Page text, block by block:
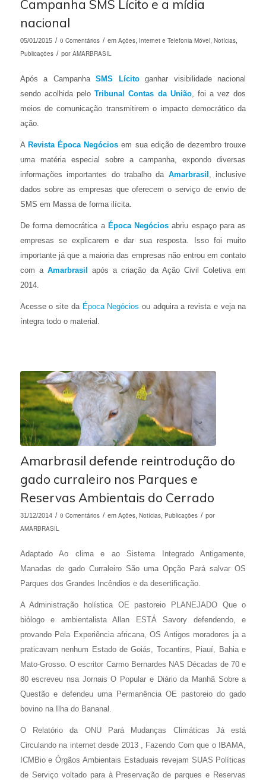
Campanha SMS Lícito e a mídia
nacional
05/01/2015 / 0 Comentários / em Ações, Internet e Telefonia Móvel, Notícias,
Publicações / por AMARBRASIL
Após a CampanhaSMS Lícitoganhar visibilidade nacional
sendo acolhida peloTribunal Contas da União, foi a vez dos
meios de comunicação transmitirem o impacto democrático da
ação.
A Revista Época Negócios em sua edição de dezembro trouxe
uma matéria especial sobre a campanha, expondo diversas
informações importantes do trabalho da Amarbrasil
, inclusive
dados sobre as empresas que oferecem o serviço de envio de
SMS em Massa de forma ilícita.
De forma democrática a Época Negócios abriu espaço para as
empresas se explicarem e dar sua resposta. Isso foi muito
importante já que a maioria das empresas não entrou em contato
com a Amarbrasil
após a criação da Ação Civil Coletiva em
2014.
Acesse o site da Época Negócios ou adquira a revista e veja na
íntegra todo o material.
Amarbrasil defende reintrodução do
gado curraleiro nos Parques e
Reservas Ambientais do Cerrado
31/12/2014 / 0 Comentários / em Ações, Notícias, Publicações / por
AMARBRASIL
Adaptado Ao clima e ao Sistema Integrado Antigamente,
Manadas de gado Curraleiro São uma Opção Pará salvar OS
Parques dos Grandes Incêndios e da desertificação.
A Administração holística OE pastoreio PLANEJADO Que o
biólogo e ambientalista Allan ESTÁ Savory defendendo, e
provando Pela Experiência africana, OS Antigos moradores ja a
praticavam nenhum Estado de Goiás, Tocantins, Piauí, Bahia e
Mato-Grosso. O escritor Carmo Bernardes NAS Décadas de 70 e
80 escreveu nsa Jornais O Popular e Diário da Manhã Sobre a
Questão e defendeu uma Permanência OE pastoreio do gado
bovino na Ilha do Bananal.
O Relatório da ONU Pará Mudanças Climáticas Já está
Circulando na internet desde 2013 , Fazendo Com que o IBAMA,
ICMBio e Órgãos Ambientais Estaduais revejam SUAS Políticas
de Serviço voltado para à Preservação de parques e Reservas